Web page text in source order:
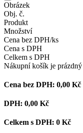
Obrázek
Obj. č.
Produkt
Množství
Cena bez DPH/ks
Cena s DPH
Celkem s DPH
Nákupní košík je prázdný
Cena bez DPH: 0,00 Kč
DPH: 0,00 Kč
Celkem s DPH: 0 Kč